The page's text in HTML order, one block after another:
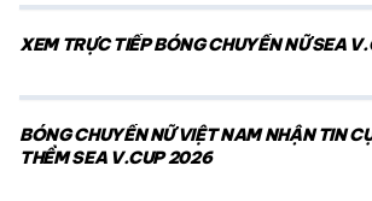
XEM TRỰC TIẾP BÓNG CHUYỀN NỮ SEA
BÓNG CHUYỀN NỮ VIỆT NAM NHẬN TIN
THỀM SEA V.CUP 2026